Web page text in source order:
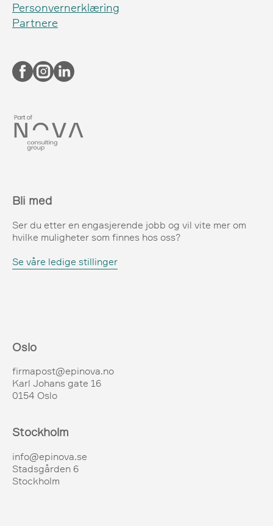
Personvernerklæring
Partnere
Bli med
Ser du etter en engasjerende jobb og vil vite mer om
hvilke muligheter som finnes hos oss?
Se våre ledige stillinger
Oslo
firmapost@epinova.no
Karl Johans gate 16
0154 Oslo
Stockholm
info@epinova.se
Stadsgården 6
Stockholm